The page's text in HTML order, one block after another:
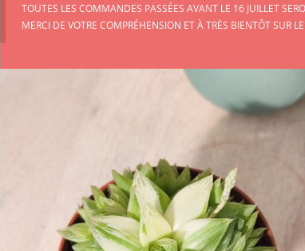
TOUTES LES COMMANDES PASSÉES AVANT LE 16 JUILLET
MERCI DE VOTRE COMPRÉHENSION ET À TRÈS BIENTÔT SUR